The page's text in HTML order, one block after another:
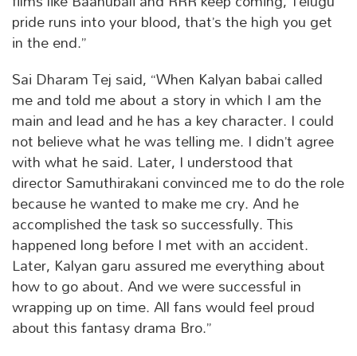
pride runs into your blood, that’s the high you get
in the end.”
Sai Dharam Tej said, “When Kalyan babai called
me and told me about a story in which I am the
main and lead and he has a key character. I could
not believe what he was telling me. I didn’t agree
with what he said. Later, I understood that
director Samuthirakani convinced me to do the role
because he wanted to make me cry. And he
accomplished the task so successfully. This
happened long before I met with an accident.
Later, Kalyan garu assured me everything about
how to go about. And we were successful in
wrapping up on time. All fans would feel proud
about this fantasy drama Bro.”